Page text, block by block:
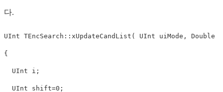
다.
UInt TEncSearch::xUpdateCandList( UInt uiMode,
{
  UInt i;
  UInt
shift=0 ;